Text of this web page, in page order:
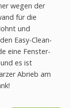
wegen der
für die
und
Easy-Clean-
eine Fenster-
es ist
Abrieb am